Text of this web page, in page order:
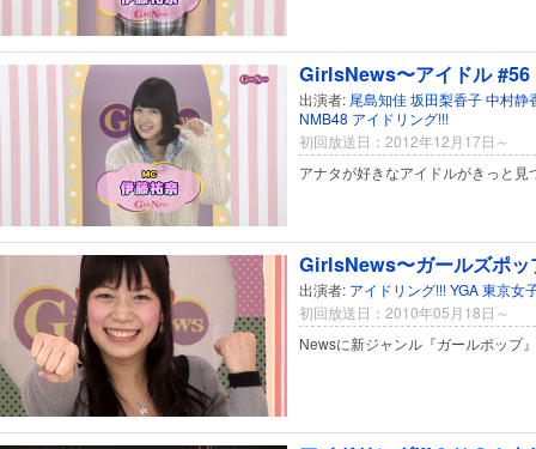
GirlsNews〜アイドル #56
出演者: 尾島知佳坂田梨香子中村静
NMB48 アイドリング!!!
初回放送日：2012年12月17日～
アナタが好きなアイドルがきっと見
GirlsNews〜ガールズポッ
出演者: アイドリング!!!YGA東京女
初回放送日：2010年05月18日～
Newsに新ジャンル『ガールポップ